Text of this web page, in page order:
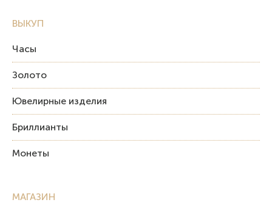
ВЫКУП
Часы
Золото
Ювелирные изделия
Бриллианты
Монеты
МАГАЗИН